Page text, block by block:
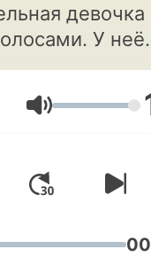
девочка
У неё
папа и
А ещё
– медный
И это -
а
и очень
Кипятоши
Volumen